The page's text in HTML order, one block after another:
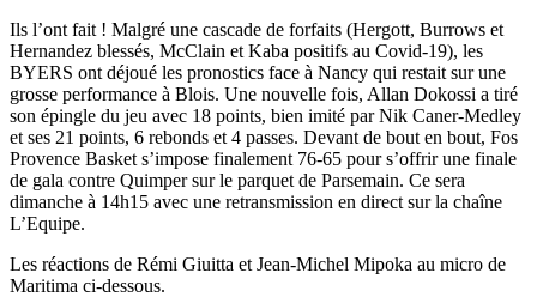
Ils l’ont fait ! Malgré une cascade de forfaits (Hergott, Burrows et
Hernandez blessés, McClain et Kaba positifs au Covid-19), les
BYERS ont déjoué les pronostics face à Nancy qui restait sur une
grosse performance à Blois. Une nouvelle fois, Allan Dokossi a tiré
son épingle du jeu avec 18 points, bien imité par Nik Caner-Medley
et ses 21 points, 6 rebonds et 4 passes. Devant de bout en bout, Fos
Provence Basket s’impose finalement 76-65 pour s’offrir une finale
de gala contre Quimper sur le parquet de Parsemain. Ce sera
dimanche à 14h15 avec une retransmission en direct sur la chaîne
L’Equipe.
Les réactions de Rémi Giuitta et Jean-Michel Mipoka au micro de
Maritima ci-dessous.